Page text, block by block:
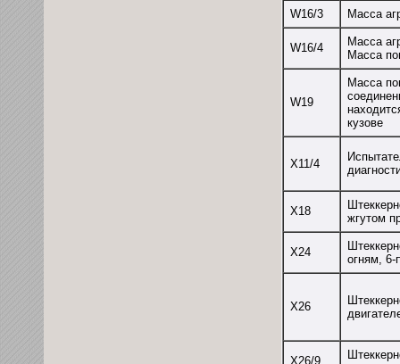
W16/3 Масса
W16/4
Масса
Масса
W19
Масса
кузове
Х11/4
X18
жгутом
Х24
огням, 6-
Х26
X26/9